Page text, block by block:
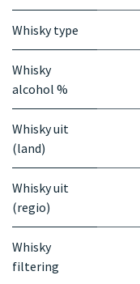
Whisky type
Whisky
alcohol %
Whisky uit
(land)
Whisky uit
(regio)
Whisky
filtering